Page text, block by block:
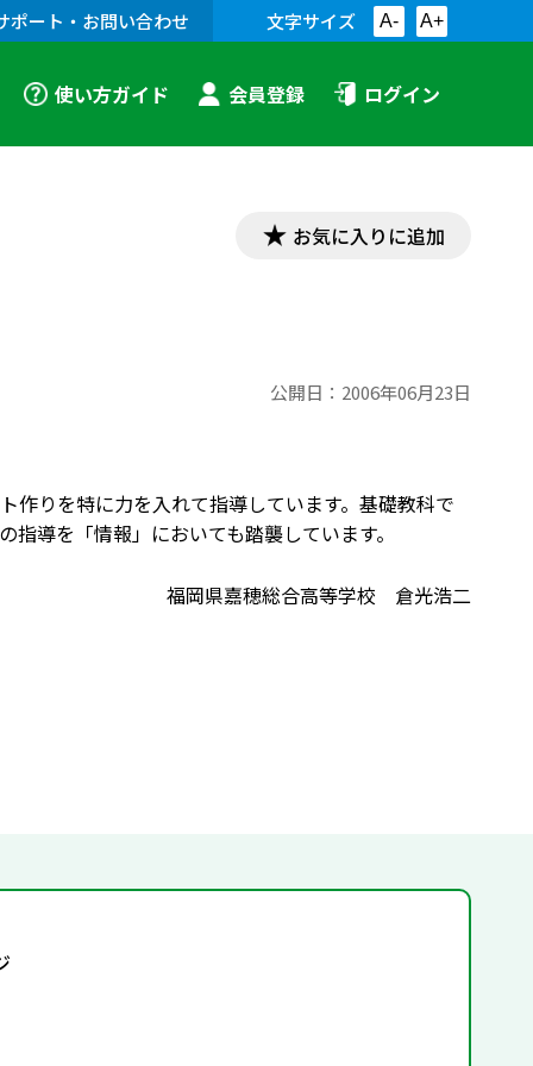
ポート・お問い合わせ 文字サイズ A- A+
使い方ガイド 会員登録 ログイン
お気に入りに追加
公開日： 2006年06月23日
作りを特に力を入れて指導しています。基礎教科で
導を「情報」においても踏襲しています。
福岡県嘉穂総合高等学校 倉光浩二